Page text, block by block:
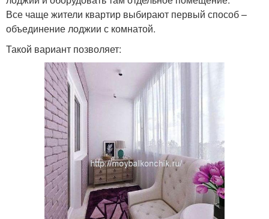
Все чаще жители квартир выбирают первый способ –
объединение лоджии с комнатой.
Такой вариант позволяет: